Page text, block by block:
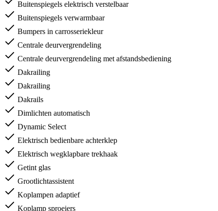
Buitenspiegels elektrisch verstelbaar
Buitenspiegels verwarmbaar
Bumpers in carrosseriekleur
Centrale deurvergrendeling
Centrale deurvergrendeling met afstandsbediening
Dakrailing
Dakrailing
Dakrails
Dimlichten automatisch
Dynamic Select
Elektrisch bedienbare achterklep
Elektrisch wegklapbare trekhaak
Getint glas
Grootlichtassistent
Koplampen adaptief
Koplamp sproeiers